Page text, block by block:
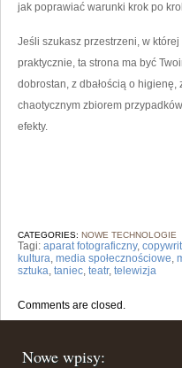
jak poprawiać warunki krok po
Jeśli szukasz przestrzeni, w
praktycznie, ta strona ma być
dobrostan, z dbałością o
chaotycznym zbiorem
efekty.
CATEGORIES: NOWE TECHNOLOGIE
Tagi: aparat fotograficzny,
kultura, media społecznościowe,
sztuka, taniec, teatr, telewizja
Comments are closed.
Nowe wpisy: